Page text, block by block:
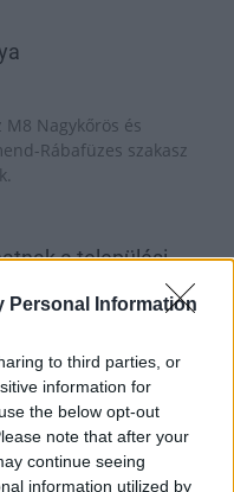
Personal Information
to third parties, or
information for
the below opt-out
note that after your
continue seeing
information utilized by
M8 Nagykőrös és
Rábafüzes szakasz
a települési
létesítmények
sportolásra kíván